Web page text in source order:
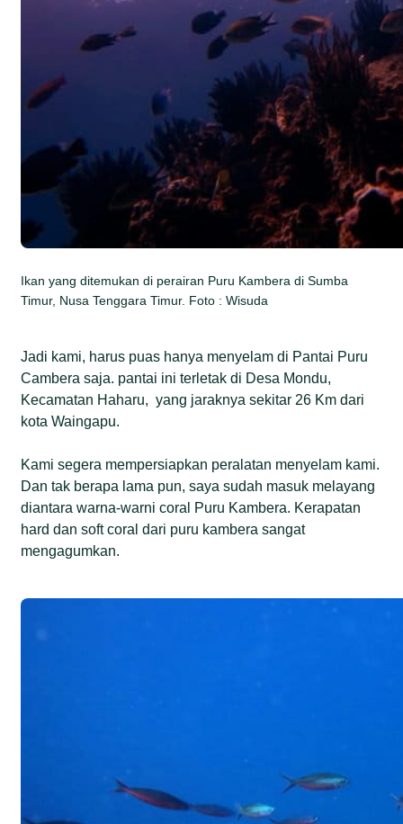
Ikan yang ditemukan di perairan Puru Kambera di Sumba
Timur, Nusa Tenggara Timur. Foto : Wisuda
Jadi kami, harus puas hanya menyelam di Pantai Puru
Cambera saja. pantai ini terletak di Desa Mondu,
Kecamatan Haharu, yang jaraknya sekitar 26 Km dari
kota Waingapu.
Kami segera mempersiapkan peralatan menyelam kami.
Dan tak berapa lama pun, saya sudah masuk melayang
diantara warna-warni coral Puru Kambera. Kerapatan
hard dan soft coral dari puru kambera sangat
mengagumkan.